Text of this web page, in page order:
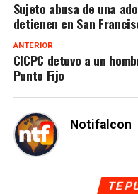
Sujeto abusa de una
detienen en San
ANTERIOR
CICPC detuvo a un
Punto Fijo
Notifalcon
TE